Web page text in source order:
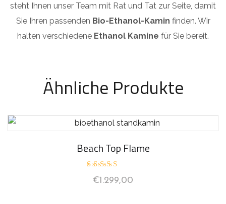
steht Ihnen unser Team mit Rat und Tat zur Seite, damit
Sie Ihren passenden Bio-Ethanol-Kamin finden. Wir
halten verschiedene Ethanol Kamine für Sie bereit.
Ähnliche Produkte
Beach Top Flame
Bewertet
mit
€1.299,00